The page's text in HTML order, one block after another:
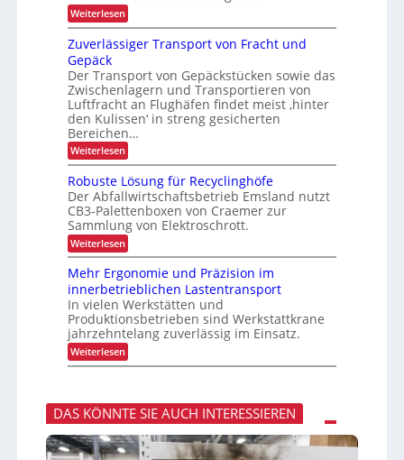
t
e
D
I
x
a
l
e
t
e
n
m
a
n
a
g
e
m
e
n
t
r
U
S
A
r
ä
s
e
n
z
Weiterlesen:
K
I
-
u
t
z
u
n
g
i
n
d
e
r
L
o
g
i
t
i
k
Zuverlässiger Transport von Fracht und
Gepäck
Der Transport von Gepäckstücken sowie das
Zwischenlagern und Transportieren von
Luftfracht an Flughäfen findet meist ‚hinter
den Kulissen‘ in streng gesicherten
Bereichen…
Weiterlesen:
Z
u
v
e
r
l
ä
s
i
g
e
r
T
r
a
n
o
r
t
v
o
Robuste Lösung für Recyclinghöfe
Der Abfallwirtschaftsbetrieb Emsland nutzt
CB3-Palettenboxen von Craemer zur
Sammlung von Elektroschrott.
Weiterlesen:
R
b
u
s
t
e
L
ö
s
g
f
r
R
Mehr Ergonomie und Präzision im
innerbetrieblichen Lastentransport
In vielen Werkstätten und
Produktionsbetrieben sind Werkstattkrane
jahrzehntelang zuverlässig im Einsatz.
Weiterlesen:
M
r
E
r
g
o
DAS KÖNNTE SIE AUCH INTERESSIEREN